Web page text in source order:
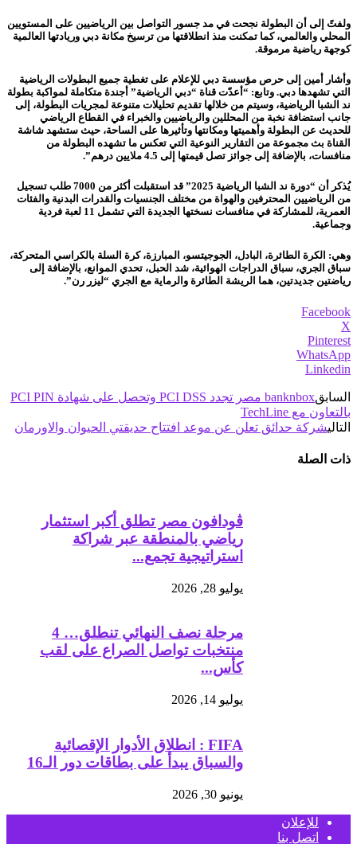
ولفتً إلى أن البطولة نجحت في مد جسور التواصل بين الرياضيين على المستويين
المحلي والعالمي، كما تمكنت منذ انطلاقتها من ترسيخ مكانة دبي وريادتها العالمية
كوجهة رياضية مرموقة.
وأشار أمين إلى حرص مؤسسة دبي للإعلام على تغطية جميع البطولات الرياضية
التي تشهدها دبي. وتابع: “أعدّت قناة “دبي الرياضية” أجندة متكاملة لمواكبة بطولة
ند الشبا الرياضية، وسيتم من خلالها تقديم تحليلات متنوعة لمجريات البطولة، إلى
جانب استضافة نخبة من المحللين والرياضيين والخبراء في القطاع الرياضي
للحديث عن البطولة وأهميتها ومكانتها وتأثيرها على الساحة، حيث ستشهد شاشة
القناة بث مجموعة من التقارير النوعية التي تعكس ما تشهده البطولة من
منافسات، بالإضافة إلى جوائز تصل قيمتها إلى 4.5 ملايين درهم”.
يُذكر أن “دورة ند الشبا الرياضية 2025” قد استقبلت أكثر من 7000 طلب تسجيل
من الرياضيين المحترفين والهواة من مختلف الجنسيات والقدرات البدنية والفئات
العمرية، للمشاركة في منافسات نسختها الجديدة التي تشمل 11 لعبة فردية
وجماعية.
وهي: الكرة الطائرة، البادل، الجوجيتسو، المبارزة، كرة السلة بالكراسي المتحركة،
سباق الجري، سباق الدراجات الهوائية، شد الحبل، تحدي الموانع، بالإضافة إلى
رياضتين جديدتين، هما الريشة الطائرة والرماية مع الجري “ليزر رن”.
Facebook
X
Pinterest
WhatsApp
Linkedin
السابق
banknbox مصر تجدد PCI DSS وتحصل على شهادة PCI PIN
بالتعاون مع TechLine
التاليشركة حدائق تعلن عن موعد افتتاح حديقتي الحيوان والاورمان
ذات الصلة
ڤودافون مصر تطلق أكبر استثمار
رياضي بالمنطقة عبر شراكة
استراتيجية تجمع...
يوليو 28, 2026
مرحلة نصف النهائي تنطلق… 4
منتخبات تواصل الصراع على لقب
كأس...
يوليو 14, 2026
FIFA : انطلاق الأدوار الإقصائية
والسباق يبدأ على بطاقات دور الـ16
يونيو 30, 2026
للإعلان
اتصل بنا